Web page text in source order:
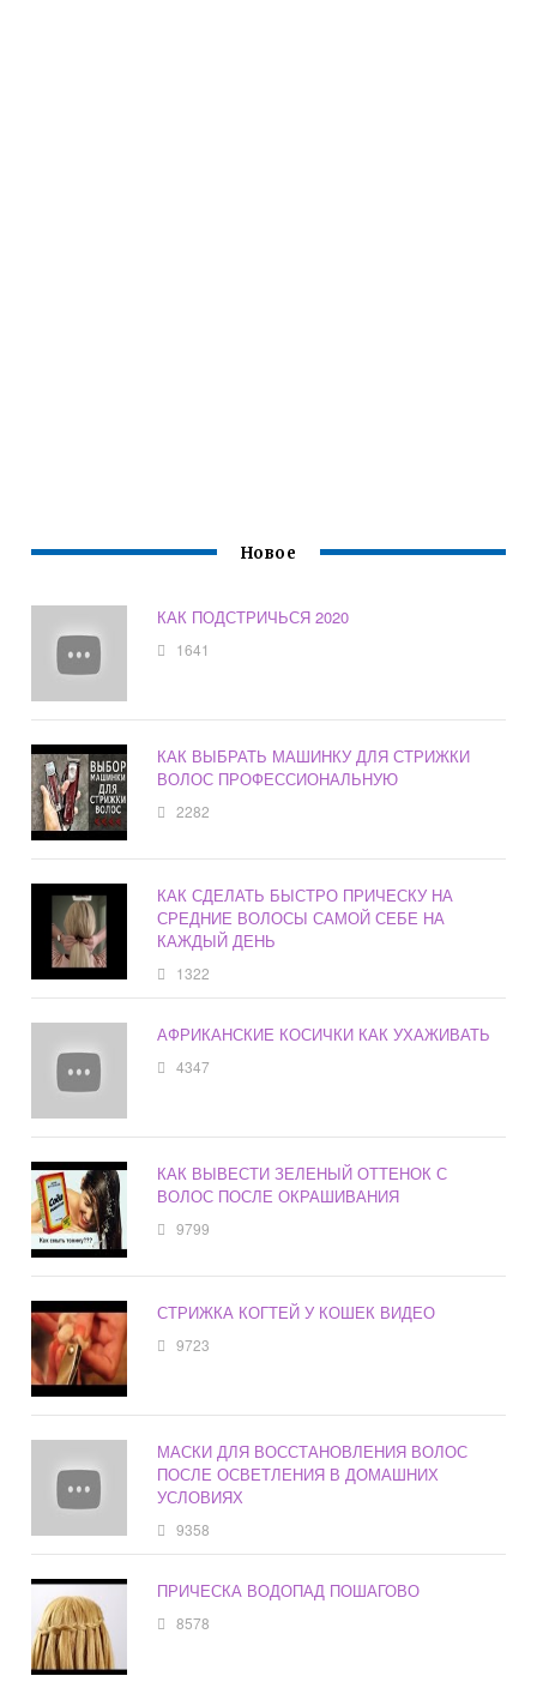
Новое
КАК ПОДСТРИЧЬСЯ 2020
1641
КАК ВЫБРАТЬ МАШИНКУ ДЛЯ СТРИЖКИ
ВОЛОС ПРОФЕССИОНАЛЬНУЮ
2282
КАК СДЕЛАТЬ БЫСТРО ПРИЧЕСКУ НА
СРЕДНИЕ ВОЛОСЫ САМОЙ СЕБЕ НА
КАЖДЫЙ ДЕНЬ
1322
АФРИКАНСКИЕ КОСИЧКИ КАК УХАЖИВАТЬ
4347
КАК ВЫВЕСТИ ЗЕЛЕНЫЙ ОТТЕНОК С
ВОЛОС ПОСЛЕ ОКРАШИВАНИЯ
9799
СТРИЖКА КОГТЕЙ У КОШЕК ВИДЕО
9723
МАСКИ ДЛЯ ВОССТАНОВЛЕНИЯ ВОЛОС
ПОСЛЕ ОСВЕТЛЕНИЯ В ДОМАШНИХ
УСЛОВИЯХ
9358
ПРИЧЕСКА ВОДОПАД ПОШАГОВО
8578